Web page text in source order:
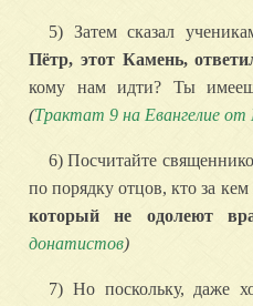
5) Затем сказал
Пётр, этот Камень,
кому нам идти? Ты
(Трактат 9 на Евангелие от
6) Посчитайте
по порядку отцов, кто за кем
который не одолеют
донатистов)
7) Но поскольку, даже